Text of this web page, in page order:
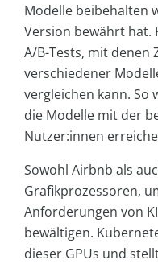
Modelle beibehalten
Version bewährt hat.
A/B-Tests, mit denen
verschiedener
vergleichen kann. So
die Modelle mit der
Nutzer:innen
Sowohl Airbnb als
Grafikprozessoren,
Anforderungen von
bewältigen.
dieser GPUs und